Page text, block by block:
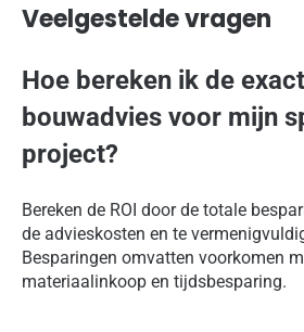
Veelgestelde vragen
Hoe bereken ik de
bouwadvies voor mijn
project?
Bereken de ROI door de totale
de advieskosten en te
Besparingen omvatten voorkomen
materiaalinkoop en tijdsbesparing.